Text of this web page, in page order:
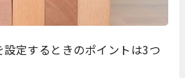
定するときのポイントは3つ